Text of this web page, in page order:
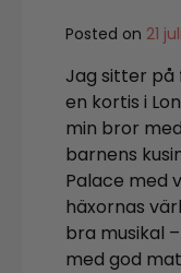
Posted on 21
Jag sitter på
en kortis i
min bror
barnens
Palace med
häxornas
bra musikal
med god